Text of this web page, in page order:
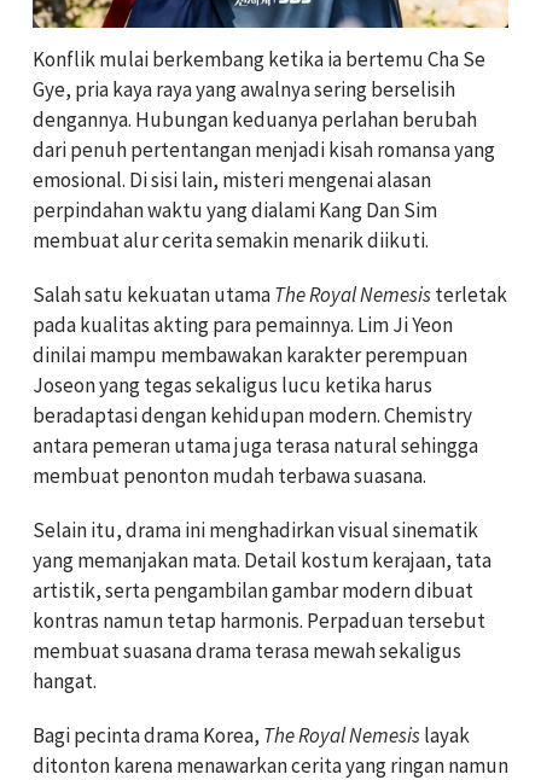
Konflik mulai berkembang ketika ia bertemu Cha Se
Gye, pria kaya raya yang awalnya sering berselisih
dengannya. Hubungan keduanya perlahan berubah
dari penuh pertentangan menjadi kisah romansa yang
emosional. Di sisi lain, misteri mengenai alasan
perpindahan waktu yang dialami Kang Dan Sim
membuat alur cerita semakin menarik diikuti.
Salah satu kekuatan utamaThe Royal Nemesisterletak
pada kualitas akting para pemainnya. Lim Ji Yeon
dinilai mampu membawakan karakter perempuan
Joseon yang tegas sekaligus lucu ketika harus
beradaptasi dengan kehidupan modern. Chemistry
antara pemeran utama juga terasa natural sehingga
membuat penonton mudah terbawa suasana.
Selain itu, drama ini menghadirkan visual sinematik
yang memanjakan mata. Detail kostum kerajaan, tata
artistik, serta pengambilan gambar modern dibuat
kontras namun tetap harmonis. Perpaduan tersebut
membuat suasana drama terasa mewah sekaligus
hangat.
Bagi pecinta drama Korea, The Royal Nemesislayak
ditonton karena menawarkan cerita yang ringan namun